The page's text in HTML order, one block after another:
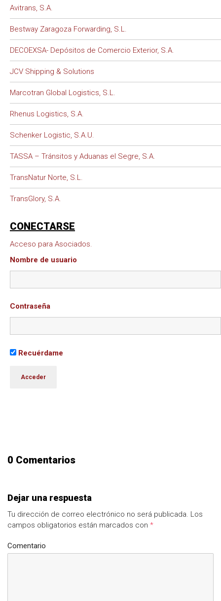
Avitrans, S.A.
Bestway Zaragoza Forwarding, S.L.
DECOEXSA- Depósitos de Comercio Exterior, S.A.
JCV Shipping & Solutions
Marcotran Global Logistics, S.L.
Rhenus Logistics, S.A.
Schenker Logistic, S.A.U.
TASSA – Tránsitos y Aduanas el Segre, S.A.
TransNatur Norte, S.L.
TransGlory, S.A.
CONECTARSE
Acceso para Asociados.
Nombre de usuario
Contraseña
Recuérdame
0 Comentarios
Dejar una respuesta
Tu dirección de correo electrónico no será publicada. Los
campos obligatorios están marcados con *
Comentario